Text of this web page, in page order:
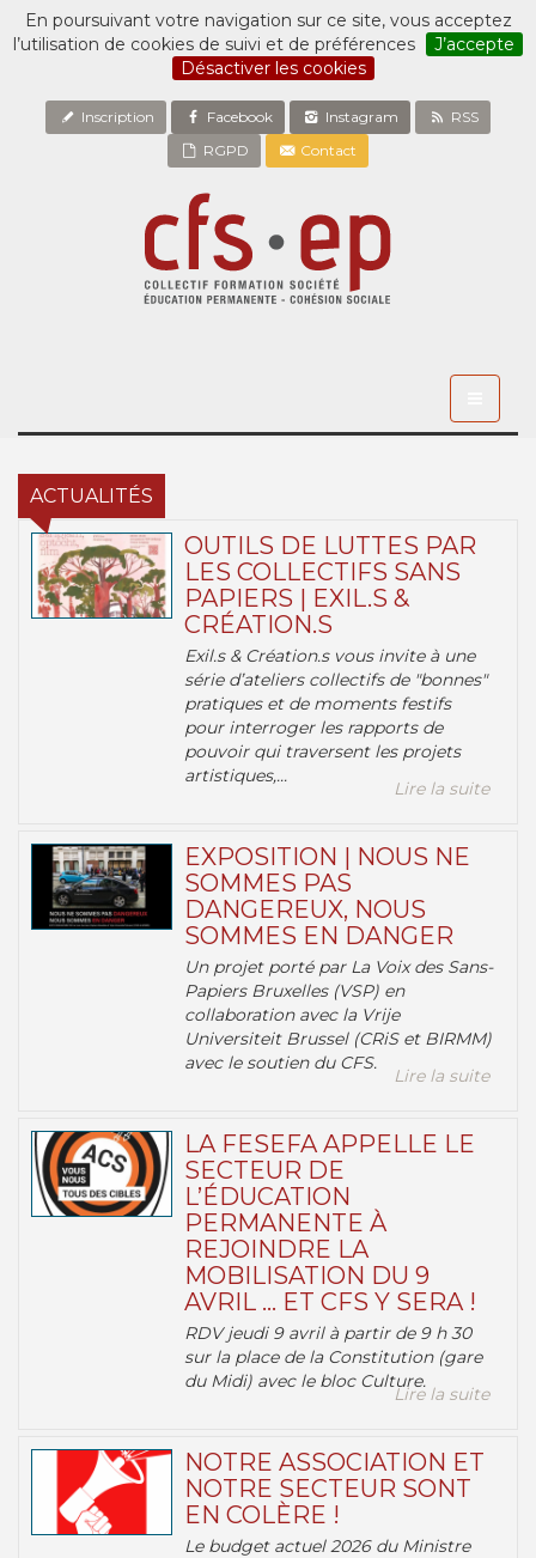
En poursuivant votre navigation sur ce site, vous acceptez
l’utilisation de cookies de suivi et de préférences
J’accepte
Désactiver les cookies
Inscription Facebook Instagram
RSS
RGPD
Contact
ACTUALITÉS
OUTILS DE LUTTES PAR
LES COLLECTIFS SANS
PAPIERS | EXIL.S &
CRÉATION.S
Exil.s & Création.s vous invite à une
série d’ateliers collectifs de "bonnes"
pratiques et de moments festifs
pour interroger les rapports de
pouvoir qui traversent les projets
artistiques,...
Lire la suite
EXPOSITION | NOUS NE
SOMMES PAS
DANGEREUX, NOUS
SOMMES EN DANGER
Un projet porté par La Voix des Sans-
Papiers Bruxelles (VSP) en
collaboration avec la Vrije
Universiteit Brussel (CRiS et BIRMM)
avec le soutien du CFS.
Lire la suite
LA FESEFA APPELLE LE
SECTEUR DE
L’ÉDUCATION
PERMANENTE À
REJOINDRE LA
MOBILISATION DU 9
AVRIL … ET CFS Y SERA !
RDV jeudi 9 avril à partir de 9 h 30
sur la place de la Constitution (gare
du Midi) avec le bloc Culture.
Lire la suite
NOTRE ASSOCIATION ET
NOTRE SECTEUR SONT
EN COLÈRE !
Le budget actuel 2026 du Ministre